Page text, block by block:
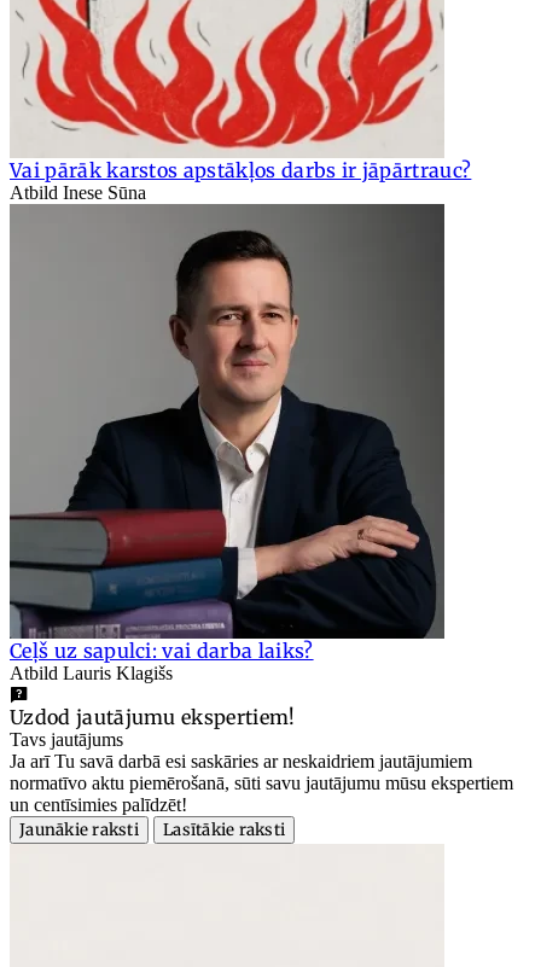
Vai pārāk karstos apstākļos darbs ir jāpārtrauc?
Atbild Inese Sūna
Ceļš uz sapulci: vai darba laiks?
Atbild Lauris Klagišs
Uzdod jautājumu ekspertiem!
Tavs jautājums
Ja arī Tu savā darbā esi saskāries ar neskaidriem jautājumiem
normatīvo aktu piemērošanā, sūti savu jautājumu mūsu ekspertiem
un centīsimies palīdzēt!
Jaunākie raksti
Lasītākie raksti